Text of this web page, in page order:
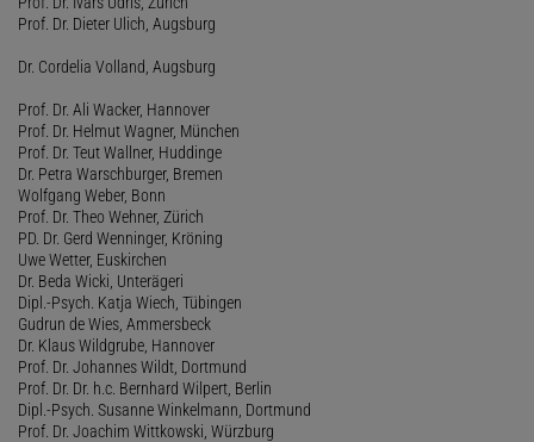
Prof. Dr. Dieter Ulich, Augsburg
Dr. Cordelia Volland, Augsburg
Prof. Dr. Ali Wacker, Hannover
Prof. Dr. Helmut Wagner, München
Prof. Dr. Teut Wallner, Huddinge
Dr. Petra Warschburger, Bremen
Wolfgang Weber, Bonn
Prof. Dr. Theo Wehner, Zürich
PD. Dr. Gerd Wenninger, Kröning
Uwe Wetter, Euskirchen
Dr. Beda Wicki, Unterägeri
Dipl.-Psych. Katja Wiech, Tübingen
Gudrun de Wies, Ammersbeck
Dr. Klaus Wildgrube, Hannover
Prof. Dr. Johannes Wildt, Dortmund
Prof. Dr. Dr. h.c. Bernhard Wilpert, Berlin
Dipl.-Psych. Susanne Winkelmann, Dortmund
Prof. Dr. Joachim Wittkowski, Würzburg